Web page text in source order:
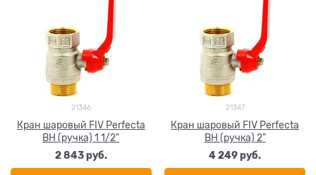
21346
Кран шаровый FIV Perfecta
ВН (ручка) 1 1/2"
2 843 руб.
21347
Кран шаровый FIV Perfecta
ВН (ручка) 2"
4 249 руб.